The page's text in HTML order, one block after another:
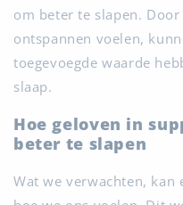
om beter te slapen.
ontspannen voelen,
toegevoegde waarde
slaap.
Hoe geloven in
beter te slapen
Wat we verwachten, kan